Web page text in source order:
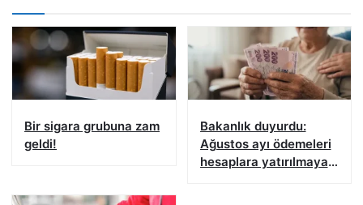
Bir sigara grubuna zam
geldi!
Bakanlık duyurdu:
Ağustos ayı ödemeleri
hesaplara yatırılmaya